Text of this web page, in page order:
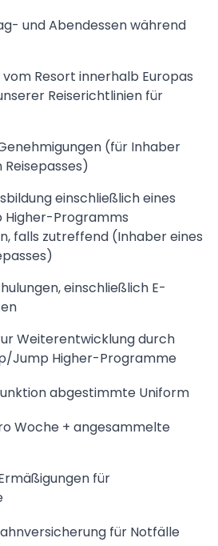
und Abendessen während
vom Resort innerhalb Europas
Reiserichtlinien für
(für Inhaber
einschließlich eines
Programms
falls zutreffend (Inhaber eines
einschließlich E-
Weiterentwicklung durch
Jump Higher-Programme
abgestimmte Uniform
Woche + angesammelte
für
für Notfälle